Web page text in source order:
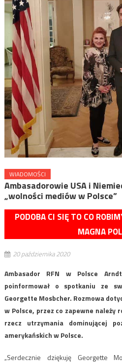
WIADOMOŚCI
Ambasadorowie USA i
„wolności mediów w Polsce”
PODOBA CI SIĘ TO CO
MAGNA
20 października 2020
Ambasador RFN w Polsce
poinformował o spotkaniu ze
Georgette Mosbcher. Rozmowa
w Polsce, przez co zapewne należy
rzecz utrzymania dominującej
amerykańskich w Polsce.
„Serdecznie dziękuję Georgette